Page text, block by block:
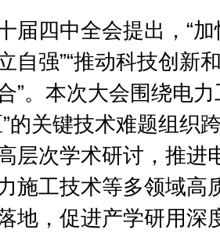
四中全会提出，“加
自强”“推动科技创新
”。本次大会围绕电
的关键技术难题组织
层次学术研讨，推进
施工技术等多领域高
地，促进产学研用深